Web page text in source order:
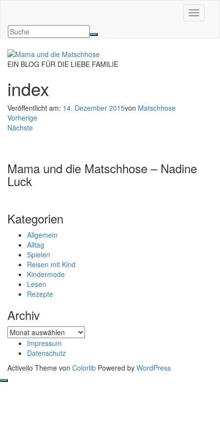
EIN BLOG FÜR DIE LIEBE FAMILIE
index
Veröffentlicht am: 14. Dezember 2015von Matschhose
Vorherige
Nächste
Mama und die Matschhose – Nadine
Luck
Kategorien
Allgemein
Alltag
Spielen
Reisen mit Kind
Kindermode
Lesen
Rezepte
Archiv
Archiv
Impressum
Datenschutz
Activello Theme von Colorlib Powered by WordPress